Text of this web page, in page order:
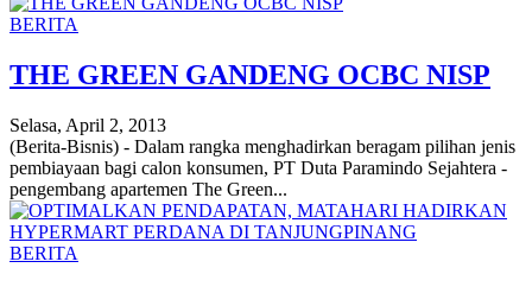
BERITA
THE GREEN GANDENG OCBC NISP
Selasa, April 2, 2013
(Berita-Bisnis) - Dalam rangka menghadirkan beragam pilihan jenis
pembiayaan bagi calon konsumen, PT Duta Paramindo Sejahtera -
pengembang apartemen The Green...
BERITA